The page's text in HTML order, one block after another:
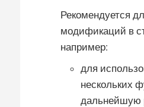
Рекомендуется
модификаций в
например:
для
нескольких
дальнейшую